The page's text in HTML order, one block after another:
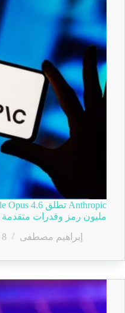
مليون رمز وقدرات متقدمة
إبراهيم مصطفى
8 فبراير, 2026